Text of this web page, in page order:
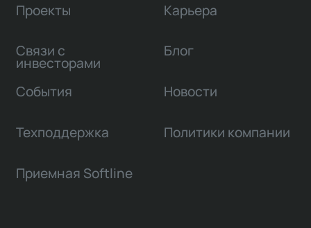
Проекты
Связи с
инвесторами
Карьера
Блог
События Новости
Техподдержка Политики компании
Приемная Softline